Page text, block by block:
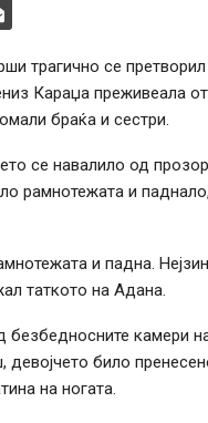
трагично се
Караџа преживеала
браќа и сестри.
се навалило од
рамнотежата и
и падна.
таткото на Адана.
камери
било
на ногата.